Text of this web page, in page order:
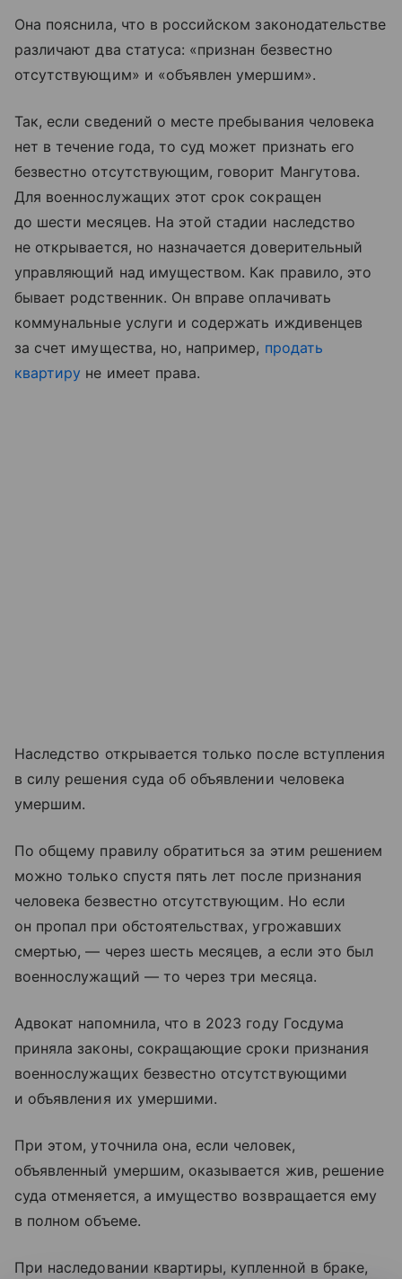
Она пояснила, что в российском законодательстве
различают два статуса: «признан безвестно
отсутствующим» и «объявлен умершим».
Так, если сведений о месте пребывания человека
нет в течение года, то суд может признать его
безвестно отсутствующим, говорит Мангутова.
Для военнослужащих этот срок сокращен
до шести месяцев. На этой стадии наследство
не открывается, но назначается доверительный
управляющий над имуществом. Как правило, это
бывает родственник. Он вправе оплачивать
коммунальные услуги и содержать иждивенцев
за счет имущества, но, например, продать
квартиру не имеет права.
Наследство открывается только после вступления
в силу решения суда об объявлении человека
умершим.
По общему правилу обратиться за этим решением
можно только спустя пять лет после признания
человека безвестно отсутствующим. Но если
он пропал при обстоятельствах, угрожавших
смертью, — через шесть месяцев, а если это был
военнослужащий — то через три месяца.
Адвокат напомнила, что в 2023 году Госдума
приняла законы, сокращающие сроки признания
военнослужащих безвестно отсутствующими
и объявления их умершими.
При этом, уточнила она, если человек,
объявленный умершим, оказывается жив, решение
суда отменяется, а имущество возвращается ему
в полном объеме.
При наследовании квартиры, купленной в браке,